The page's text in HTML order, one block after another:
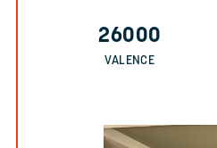
26000
VALENCE